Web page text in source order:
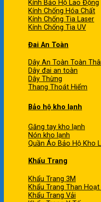
Kính Bảo Hộ Lao Động
Kính Chống Hóa Chất
Kính Chống Tia Laser
Kính Chống Tia UV
Đai An Toàn
Dây An Toàn Toàn
Dây đai an toàn
Dây Thừng
Thang Thoát Hiểm
Bảo hộ kho lạnh
Găng tay kho lạnh
Nón kho lạnh
Quần Áo Bảo Hộ Kho
Khẩu Trang
Khẩu Trang 3M
Khẩu Trang Than Hoạt
Khẩu Trang Vải